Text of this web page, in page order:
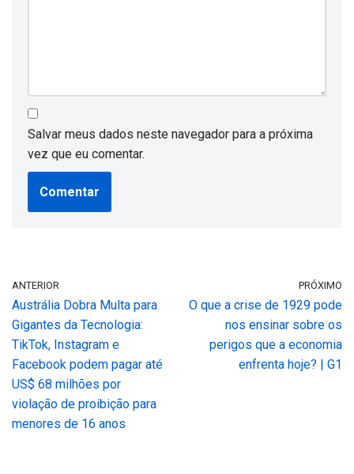
Salvar meus dados neste navegador para a próxima
vez que eu comentar.
ANTERIOR
Austrália Dobra Multa para
Gigantes da Tecnologia:
TikTok, Instagram e
Facebook podem pagar até
US$ 68 milhões por
violação de proibição para
menores de 16 anos
PRÓXIMO
O que a crise de 1929 pode
nos ensinar sobre os
perigos que a economia
enfrenta hoje? | G1